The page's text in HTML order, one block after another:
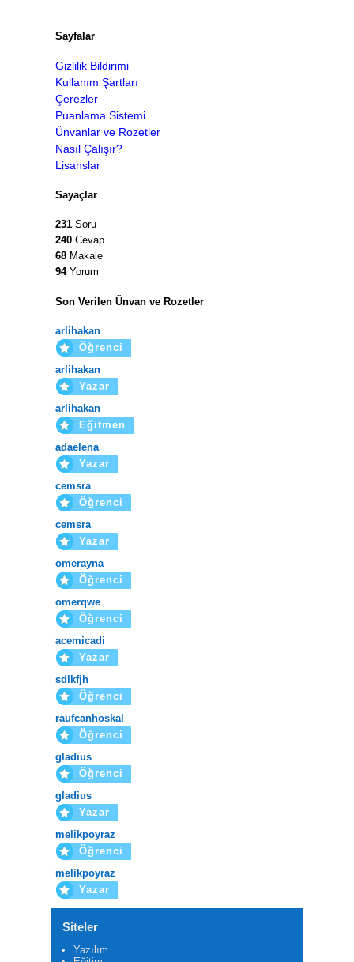
Sayfalar
Gizlilik Bildirimi
Kullanım Şartları
Çerezler
Puanlama Sistemi
Ünvanlar ve Rozetler
Nasıl Çalışır?
Lisanslar
Sayaçlar
231 Soru
240 Cevap
68 Makale
94Yorum
Son Verilen Ünvan ve Rozetler
arlihakan
Öğrenci
arlihakan
Yazar
arlihakan
Eğitmen
adaelena
Yazar
cemsra
Öğrenci
cemsra
Yazar
omerayna
Öğrenci
omerqwe
Öğrenci
acemicadi
Yazar
sdlkfjh
Öğrenci
raufcanhoskal
Öğrenci
gladius
Öğrenci
gladius
Yazar
melikpoyraz
Öğrenci
melikpoyraz
Yazar
Siteler
Yazılım